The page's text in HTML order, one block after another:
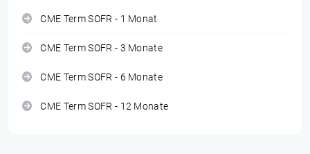
CME Term SOFR - 1 Monat
CME Term SOFR - 3 Monate
CME Term SOFR - 6 Monate
CME Term SOFR - 12 Monate